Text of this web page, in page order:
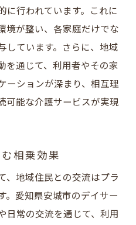
求人の特徴と選び方
集める方法
際の心構え
きポイントとは
設の活用術
求人情報収集のコツ
ビスのあり方
とその可能性
に行われています。これに
境が整い、各家庭だけでな
しています。さらに、地域
を通じて、利用者やその家
ーションが深まり、相互理
可能な介護サービスが実現
相乗効果
、地域住民との交流はプラ
。愛知県安城市のデイサー
日常の交流を通じて、利用